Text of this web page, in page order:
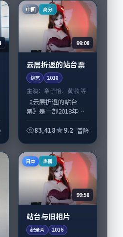
中国 高分
99:08
云层折返的站台票
综艺 2018
主演：章子怡、黄渤 等
《云层折返的站台
票》是一部2018年前
艺，由曾国祥执导，
与重要戏份。故事围
绕当代都市中的抉择...
83,418 9.2 冒险
日本 热播
99:58
站台与旧相片
纪录片 2016